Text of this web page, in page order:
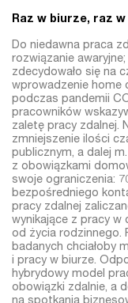
Raz w biurze, raz
Do niedawna praca
rozwiązanie
zdecydowało się na
wprowadzenie home
podczas pandemii
pracowników
zaletę pracy zdalnej.
zmniejszenie ilości
publicznym, a dalej
z obowiązkami
swoje ograniczenia:
bezpośredniego
pracy zdalnej
wynikające z pracy w
od życia rodzinnego.
badanych chciałoby
i pracy w biurze.
hybrydowy model
obowiązki zdalnie, a